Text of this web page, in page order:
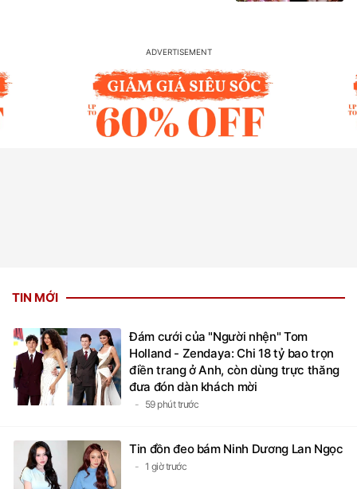
TIN MỚI
Đám cưới của "Người nhện" Tom
Holland - Zendaya: Chi 18 tỷ bao trọn
điền trang ở Anh, còn dùng trực thăng
đưa đón dàn khách mời
59 phút trước
Tin đồn đeo bám Ninh Dương Lan Ngọc
1 giờ trước